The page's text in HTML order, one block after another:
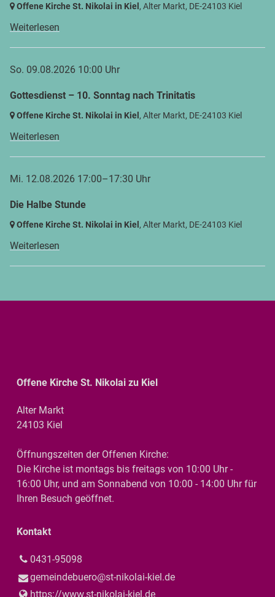
Offene Kirche St. Nikolai in Kiel , Alter Markt, DE-24103 Kiel
Weiterlesen
So. 09.08.2026 10:00 Uhr
Gottesdienst – 10. Sonntag nach Trinitatis
Offene Kirche St. Nikolai in Kiel , Alter Markt, DE-24103 Kiel
Weiterlesen
Mi. 12.08.2026 17:00–17:30 Uhr
Die Halbe Stunde
Offene Kirche St. Nikolai in Kiel , Alter Markt, DE-24103 Kiel
Weiterlesen
Offene Kirche St. Nikolai zu Kiel
Alter Markt
24103 Kiel
Öffnungszeiten der Offenen Kirche:
Die Kirche ist montags bis freitags von 10:00 Uhr -
16:00 Uhr, und am Sonnabend von 10:00 - 14:00 Uhr für
Ihren Besuch geöffnet.
Kontakt
0431-95098
gemeindebuero@​st-nikolai-kiel.​de
https://www.​st-nikolai-kiel.​de